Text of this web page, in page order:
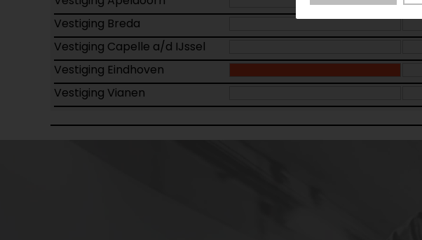
Vestiging Breda
Vestiging Capelle a/d IJssel
Vestiging Eindhoven
Vestiging Vianen